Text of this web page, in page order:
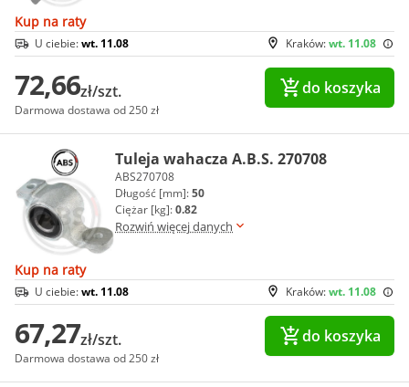
Kup na raty
Kraków:wt. 11.08
U ciebie:wt. 11.08
72,66zł/szt.
Darmowa dostawa od 250 zł
do koszyka
Tuleja wahacza A.B.S. 270708
ABS270708
Długość [mm]:50
Ciężar [kg]:0.82
Rozwiń więcej danych
Kup na raty
Kraków:wt. 11.08
U ciebie:wt. 11.08
67,27zł/szt.
Darmowa dostawa od 250 zł
do koszyka